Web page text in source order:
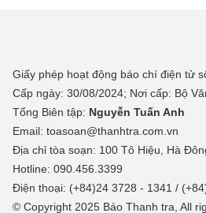
Giấy phép hoạt động báo chí điện tử
Cấp ngày: 30/08/2024; Nơi cấp: Bộ
Tổng Biên tập: Nguyễn Tuấn Anh
Email: toasoan@thanhtra.com.vn
Địa chỉ tòa soạn: 100 Tô Hiệu, Hà
Hotline: 090.456.3399
Điện thoại: (+84)24 3728 - 1341 /
© Copyright 2025 Báo Thanh tra, All